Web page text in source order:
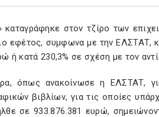
καταγράφηκε στον τζίρο των
εφέτος, συμφωνα με την ΕΛΣΤΑΤ,
ή κατά 230,3% σε σχέση με τον
όπως ανακοίνωσε η ΕΛΣΤΑΤ,
βιβλίων, για τις οποίες
σε 933.876.381 ευρώ,